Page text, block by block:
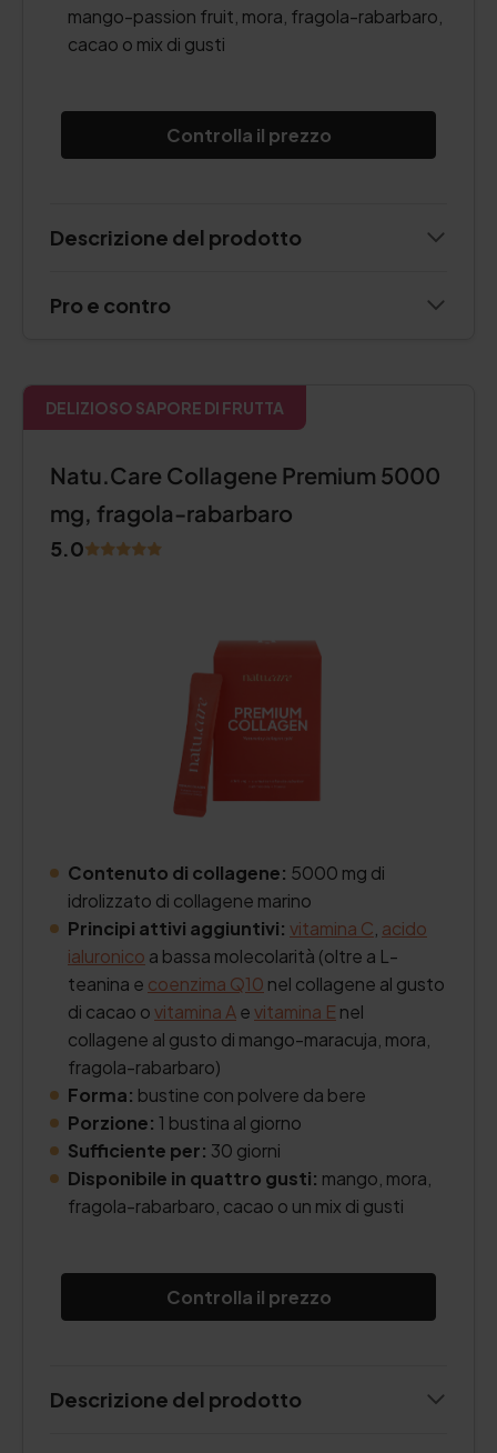
mango-passion fruit, mora, fragola-rabarbaro,
cacao o mix di gusti
Controlla il prezzo
Descrizione del prodotto
Pro e contro
DELIZIOSO SAPORE DI FRUTTA
Natu.Care Collagene Premium 5000
mg, fragola-rabarbaro
5.0
Contenuto di collagene: 5000 mg di
idrolizzato di collagene marino
Principi attivi aggiuntivi: vitamina C acido
ialuronico a bassa molecolarità (oltre a L-
teanina e coenzima Q10 nel collagene al gusto
di cacao ovitamina Aevitamina E nel
collagene al gusto di mango-maracuja, mora,
fragola-rabarbaro)
Forma: bustine con polvere da bere
Porzione: 1 bustina al giorno
Sufficiente per: 30 giorni
Disponibile in quattro gusti: mango, mora,
fragola-rabarbaro, cacao o un mix di gusti
Controlla il prezzo
Descrizione del prodotto